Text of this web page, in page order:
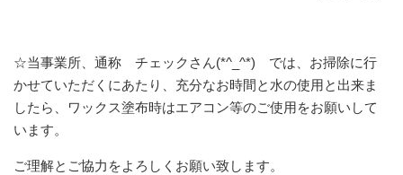
☆当事業所、通称 チェックさん(*^_^*) では、お掃除に行
かせていただくにあたり、充分なお時間と水の使用と出来ま
したら、ワックス塗布時はエアコン等のご使用をお願いして
います。
ご理解とご協力をよろしくお願い致します。